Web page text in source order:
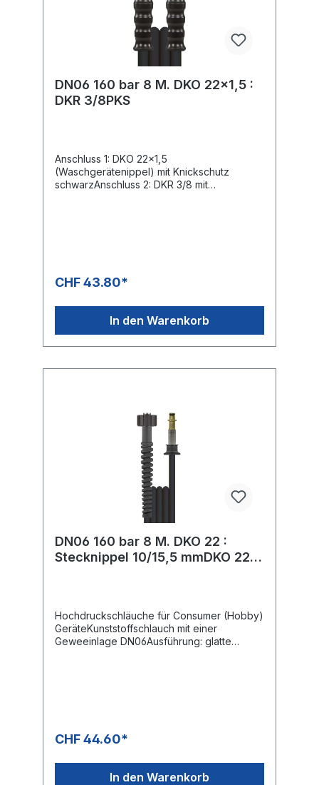
DN06 160 bar 8 M. DKO 22x1,5 :
DKR 3/8PKS
Anschluss 1: DKO 22x1,5
(Waschgerätenippel) mit Knickschutz
schwarzAnschluss 2: DKR 3/8 mit
CHF 43.80*
In den Warenkorb
DN06 160 bar 8 M. DKO 22 :
Stecknippel 10/15,5 mmDKO 22 +
Hochdruckschläuche für Consumer (Hobby)
GeräteKunststoffschlauch mit einer
Geweeinlage DN06Ausführung: glatte
CHF 44.60*
In den Warenkorb